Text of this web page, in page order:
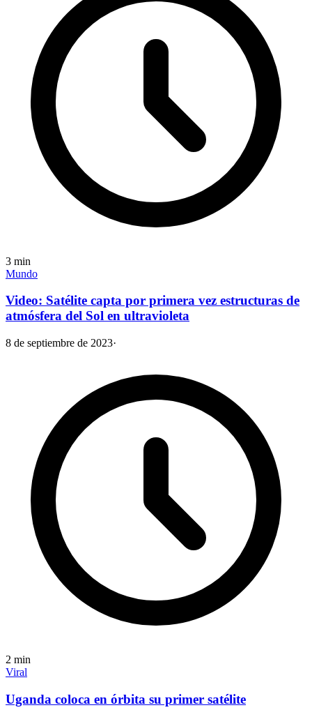
3 min
Mundo
Video: Satélite capta por primera vez estructuras de
atmósfera del Sol en ultravioleta
8 de septiembre de 2023·
2 min
Viral
Uganda coloca en órbita su primer satélite